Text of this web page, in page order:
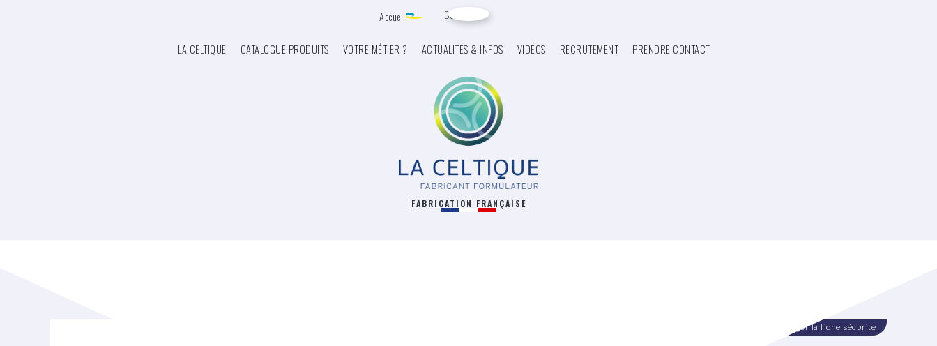
FABRICATION FRANÇAISE
Accueil Devis
LA CELTIQUE CATALOGUE PRODUITS VOTRE MÉTIER ? ACTUALITÉS & INFOS VIDÉOS RECRUTEMENT PRENDRE CONTACT
Télécharger la fiche sécurité